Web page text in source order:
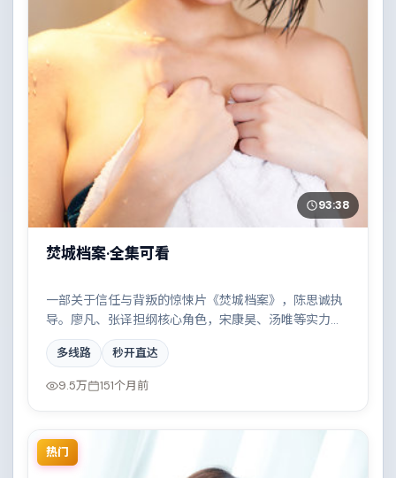
93:38
焚城档案·全集可看
一部关于信任与背叛的惊悚片《焚城档案》，陈思诚执
导。廖凡、张译担纲核心角色，宋康昊、汤唯等实力加
盟，取景与班底多来自中国香港。一场看似偶然的事故
牵出陈年秘辛。结尾留白耐人寻味。
多线路 秒开直达
9.5万 151个月前
热门